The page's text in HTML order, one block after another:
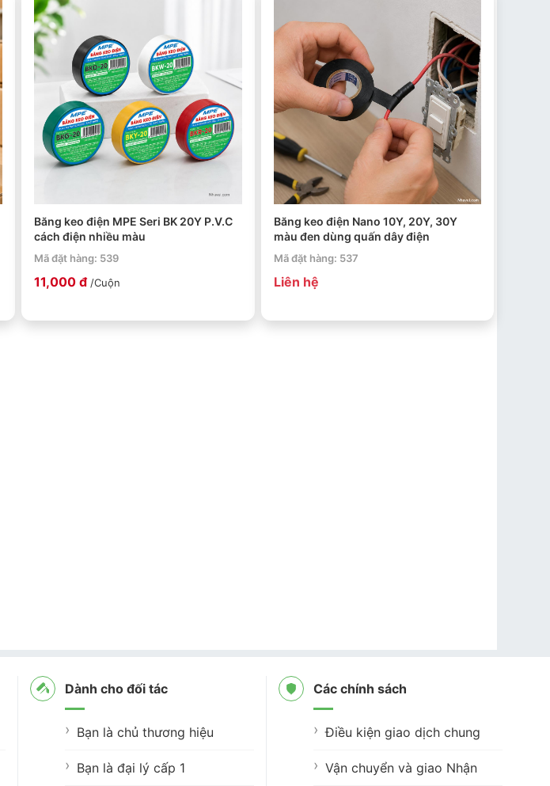
Băng keo điện MPE Seri BK 20Y P.V.C
cách điện nhiều màu
Mã đặt hàng: 539
11,000 đ /Cuộn
Băng keo điện Nano 10Y, 20Y, 30Y
màu đen dùng quấn dây điện
Mã đặt hàng: 537
Liên hệ
Dành cho đối tác
Bạn là chủ thương hiệu
Bạn là đại lý cấp 1
Các chính sách
Điều kiện giao dịch chung
Vận chuyển và giao Nhận